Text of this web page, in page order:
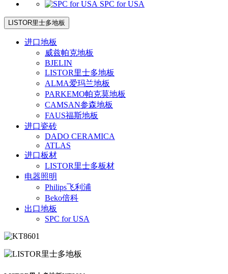
SPC for USA
LISTOR里士多地板
进口地板
威兹帕克地板
BJELIN
LISTOR里士多地板
ALMA爱玛兰地板
PARKEMO帕克莫地板
CAMSAN参森地板
FAUS福斯地板
进口瓷砖
DADO CERAMICA
ATLAS
进口板材
LISTOR里士多板材
电器照明
Philips飞利浦
Beko倍科
出口地板
SPC for USA